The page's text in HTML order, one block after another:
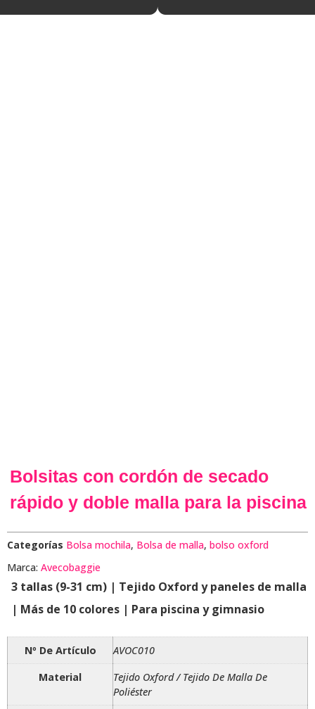
Bolsitas con cordón de secado
rápido y doble malla para la piscina
Categorías Bolsa mochila, Bolsa de malla, bolso oxford
Marca: Avecobaggie
3 tallas (9-31 cm) | Tejido Oxford y paneles de malla
| Más de 10 colores | Para piscina y gimnasio
Nº De Artículo
AVOC010
Material
Tejido Oxford / Tejido De Malla De
Poliéster